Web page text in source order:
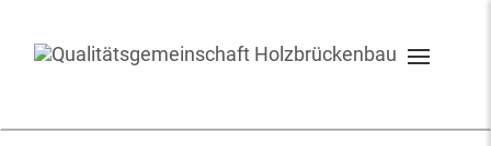
Toggle